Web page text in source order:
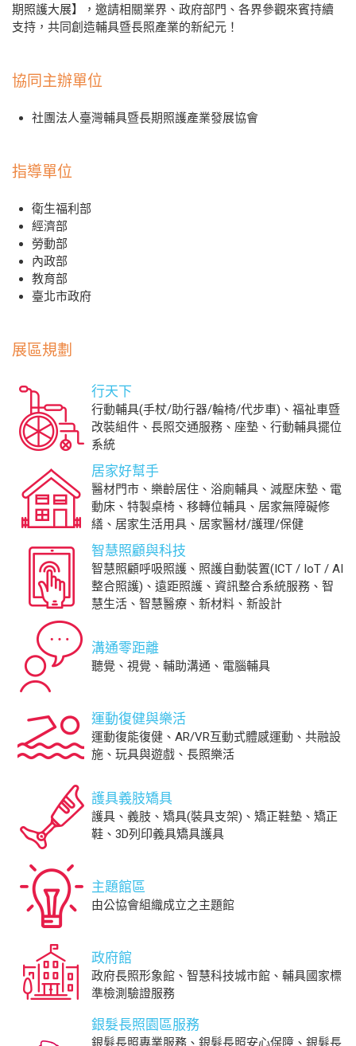
期照護大展】，邀請相關業界、政府部門、各界參觀來賓持續
支持，共同創造輔具暨長照產業的新紀元！
協同主辦單位
社團法人臺灣輔具暨長期照護產業發展協會
指導單位
衛生福利部
經濟部
勞動部
內政部
教育部
臺北市政府
展區規劃
行天下
行動輔具(手杖/助行器/輪椅/代步車)、福祉車暨
改裝組件、長照交通服務、座墊、行動輔具擺位
系統
居家好幫手
醫材門市、樂齡居住、浴廁輔具、減壓床墊、電
動床、特製桌椅、移轉位輔具、居家無障礙修
繕、居家生活用具、居家醫材/護理/保健
智慧照顧與科技
智慧照顧呼吸照護、照護自動裝置(ICT / IoT / AI
整合照護)、遠距照護、資訊整合系統服務、智
慧生活、智慧醫療、新材料、新設計
溝通零距離
聽覺、視覺、輔助溝通、電腦輔具
運動復健與樂活
運動復能復健、AR/VR互動式體感運動、共融設
施、玩具與遊戲、長照樂活
護具義肢矯具
護具、義肢、矯具(裝具支架)、矯正鞋墊、矯正
鞋、3D列印義具矯具護具
主題館區
由公協會組織成立之主題館
政府館
政府長照形象館、智慧科技城市館、輔具國家標
準檢測驗證服務
銀髮長照園區服務
銀髮長照專業服務、銀髮長照安心保障、銀髮長